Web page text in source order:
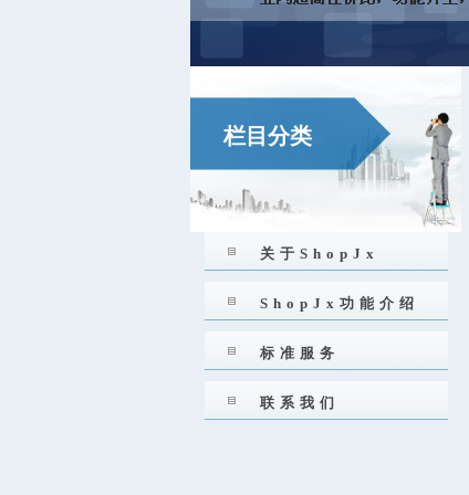
栏目分类
关于ShopJx
ShopJx功能介绍
标准服务
联系我们